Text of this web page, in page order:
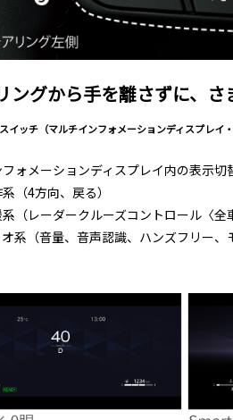
ングから手を離さずに、
イッチ（マルチインフォメーションディスプレ
ォメーションディスプレイ内の表示
（4方向、戻る）
（レーダークルーズコントロール〈全
系（音量、音声認識、ハンズフリー、